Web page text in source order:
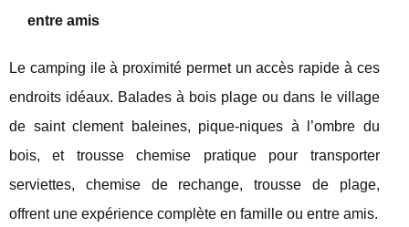
entre amis
Le camping ile à proximité permet un accès rapide à ces
endroits idéaux. Balades à bois plage ou dans le village
de saint clement baleines, pique-niques à l’ombre du
bois, et trousse chemise pratique pour transporter
serviettes, chemise de rechange, trousse de plage,
offrent une expérience complète en famille ou entre amis.